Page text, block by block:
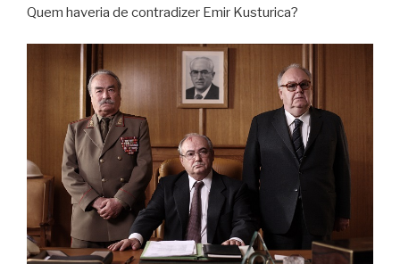
Quem haveria de contradizer Emir Kusturica?